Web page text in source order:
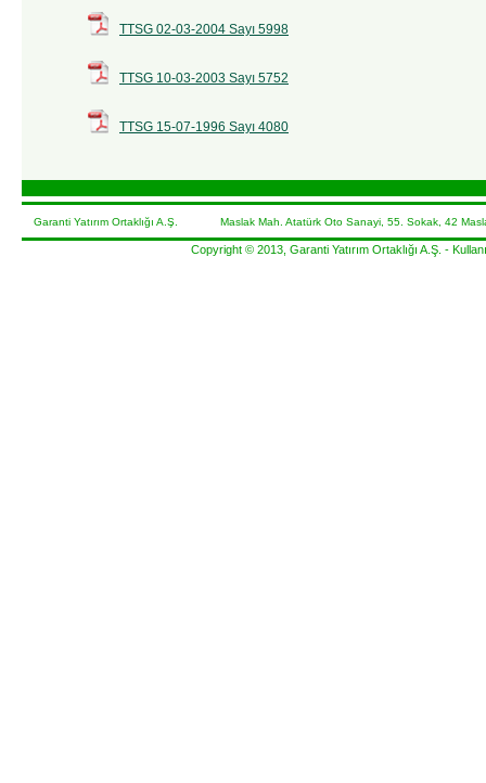
TTSG 02-03-2004 Sayı 5998
TTSG 10-03-2003 Sayı 5752
TTSG 15-07-1996 Sayı 4080
Garanti Yatırım Ortaklığı A.Ş. Maslak Mah. Atatürk Oto Sanayi, 55. Sokak, 42
Copyright © 2013, Garanti Yatırım Ortaklığı A.Ş. -